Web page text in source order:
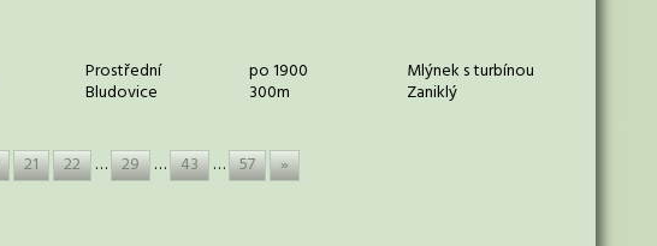
Prostřední
Bludovice
po 1900
300m
Mlýnek s turbínou
Zaniklý
21 22 … 29 … 43 … 57 »